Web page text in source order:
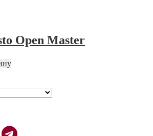
Open Master